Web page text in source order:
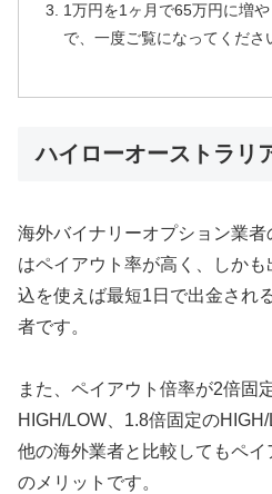
1万円を1ヶ月で65万円に増
で、一度ご覧になってくださ
ハイローオーストラリ
海外バイナリーオプション業
はペイアウト率が高く、しか
込を使えば最短1日で出金され
者です。
また、ペイアウト倍率が2倍固
HIGH/LOW、1.8倍固定の
他の海外業者と比較してもペ
のメリットです。